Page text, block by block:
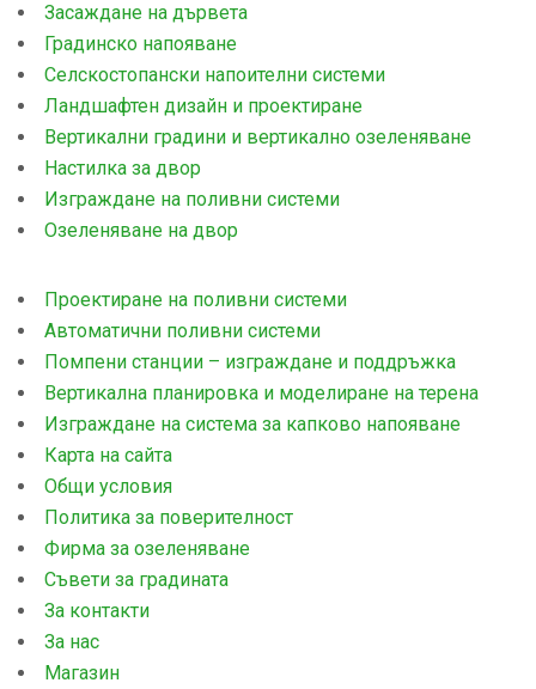
Засаждане на дървета
Градинско напояване
Селскостопански напоителни системи
Ландшафтен дизайн и проектиране
Вертикални градини и вертикално озеленяване
Настилка за двор
Изграждане на поливни системи
Озеленяване на двор
Проектиране на поливни системи
Автоматични поливни системи
Помпени станции – изграждане и поддръжка
Вертикална планировка и моделиране на терена
Изграждане на система за капково напояване
Карта на сайта
Общи условия
Политика за поверителност
Фирма за озеленяване
Съвети за градината
За контакти
За нас
Магазин